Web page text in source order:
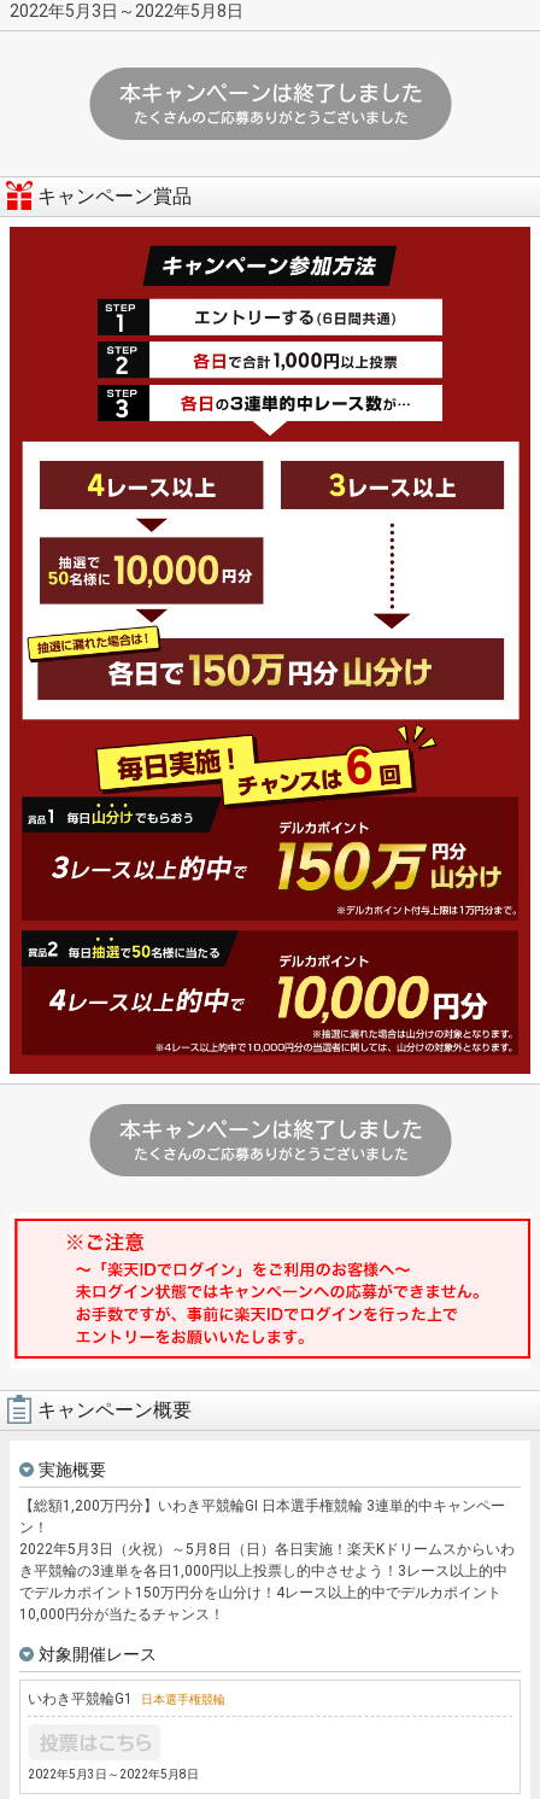
2022年5月3日～2022年5月8日
キャンペーン賞品
キャンペーン概要
実施概要
【総額1,200万円分】いわき平競輪GI 日本選手権競輪 3連単的中キャンペー
ン！
2022年5月3日（火祝）～5月8日（日）各日実施！楽天Kドリームスからいわ
き平競輪の3連単を各日1,000円以上投票し的中させよう！3レース以上的中
でデルカポイント150万円分を山分け！4レース以上的中でデルカポイント
10,000円分が当たるチャンス！
対象開催レース
いわき平競輪G1 日本選手権競輪
2022年5月3日～2022年5月8日